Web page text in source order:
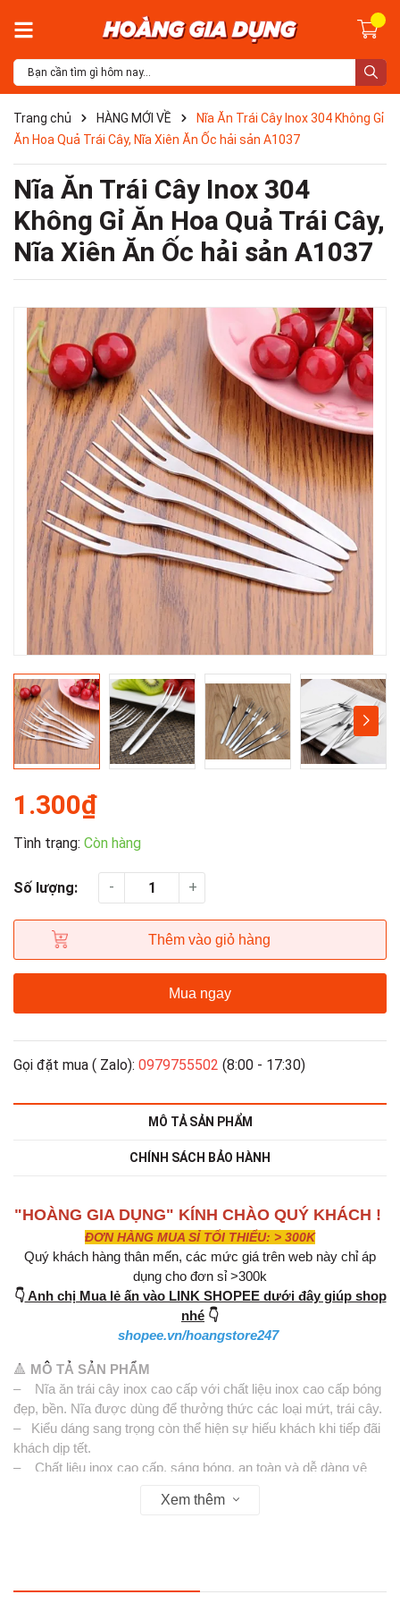
Trang chủ HÀNG MỚI VỀ
Nĩa Ăn Trái Cây Inox 304 Không Gỉ
Ăn Hoa Quả Trái Cây, Nĩa Xiên Ăn Ốc hải sản A1037
Nĩa Ăn Trái Cây Inox 304
Không Gỉ Ăn Hoa Quả Trái Cây,
Nĩa Xiên Ăn Ốc hải sản A1037
1.300₫
Tình trạng: Còn hàng
Số lượng: - +
Thêm vào giỏ hàng
Mua ngay
Gọi đặt mua ( Zalo): 0979755502 (8:00 - 17:30)
MÔ TẢ SẢN PHẨM
CHÍNH SÁCH BẢO HÀNH
"HOÀNG GIA DỤNG" KÍNH CHÀO QUÝ KHÁCH !
ĐƠN HÀNG MUA SỈ TỐI THIỂU: > 300K
Quý khách hàng thân mến, các mức giá trên web này chỉ áp
dụng cho đơn sỉ >300k
👇Anh chị Mua lẻ ấn vào LINK SHOPEE dưới đây giúp shop
nhé 👇
shopee.vn/hoangstore247
🔺 MÔ TẢ SẢN PHẨM
– Nĩa ăn trái cây inox cao cấp với chất liệu inox cao cấp bóng
đẹp, bền. Nĩa được dùng để thưởng thức các loại mứt, trái cây.
– Kiểu dáng sang trọng còn thể hiện sự hiếu khách khi tiếp đãi
khách dịp tết.
– Chất liệu inox cao cấp, sáng bóng, an toàn và dễ dàng vệ
– Kích thước nhỏ gọn, dễ dàng mang theo trong những
Xem thêm